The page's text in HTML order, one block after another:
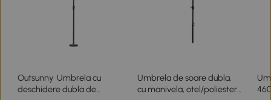
Outsunny Umbrela cu
deschidere dubla de
Umbrela de soare dubla,
cu manivela, otel/poliester,